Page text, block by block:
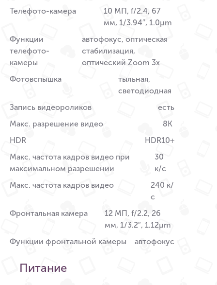
Телефото-камера
10 МП, f/2.4, 67
мм, 1/3.94″, 1.0µm
Функции
телефото-
камеры
автофокус, оптическая
стабилизация,
оптический Zoom 3x
Фотовспышка
тыльная,
светодиодная
Запись видеороликов
есть
Макс. разрешение видео
8K
HDR
HDR10+
Макс. частота кадров видео при
максимальном разрешении
30
к/c
Макс. частота кадров видео
240 к/
с
Фронтальная камера
12 МП, f/2.2, 26
мм, 1/3.2″, 1.12µm
Функции фронтальной камеры
автофокус
Питание